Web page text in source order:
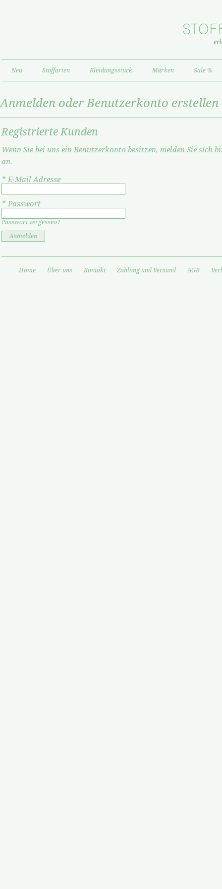
Neu Stoffarten Kleidungsstück Marken Sale %
Anmelden oder Benutzerkonto erstellen
Registrierte Kunden
Wenn Sie bei uns ein Benutzerkonto besitzen, melden Sie sich
an.
* E-Mail Adresse
* Passwort
Passwort vergessen?
Anmelden
Home Über uns Kontakt Zahlung und Versand AGB